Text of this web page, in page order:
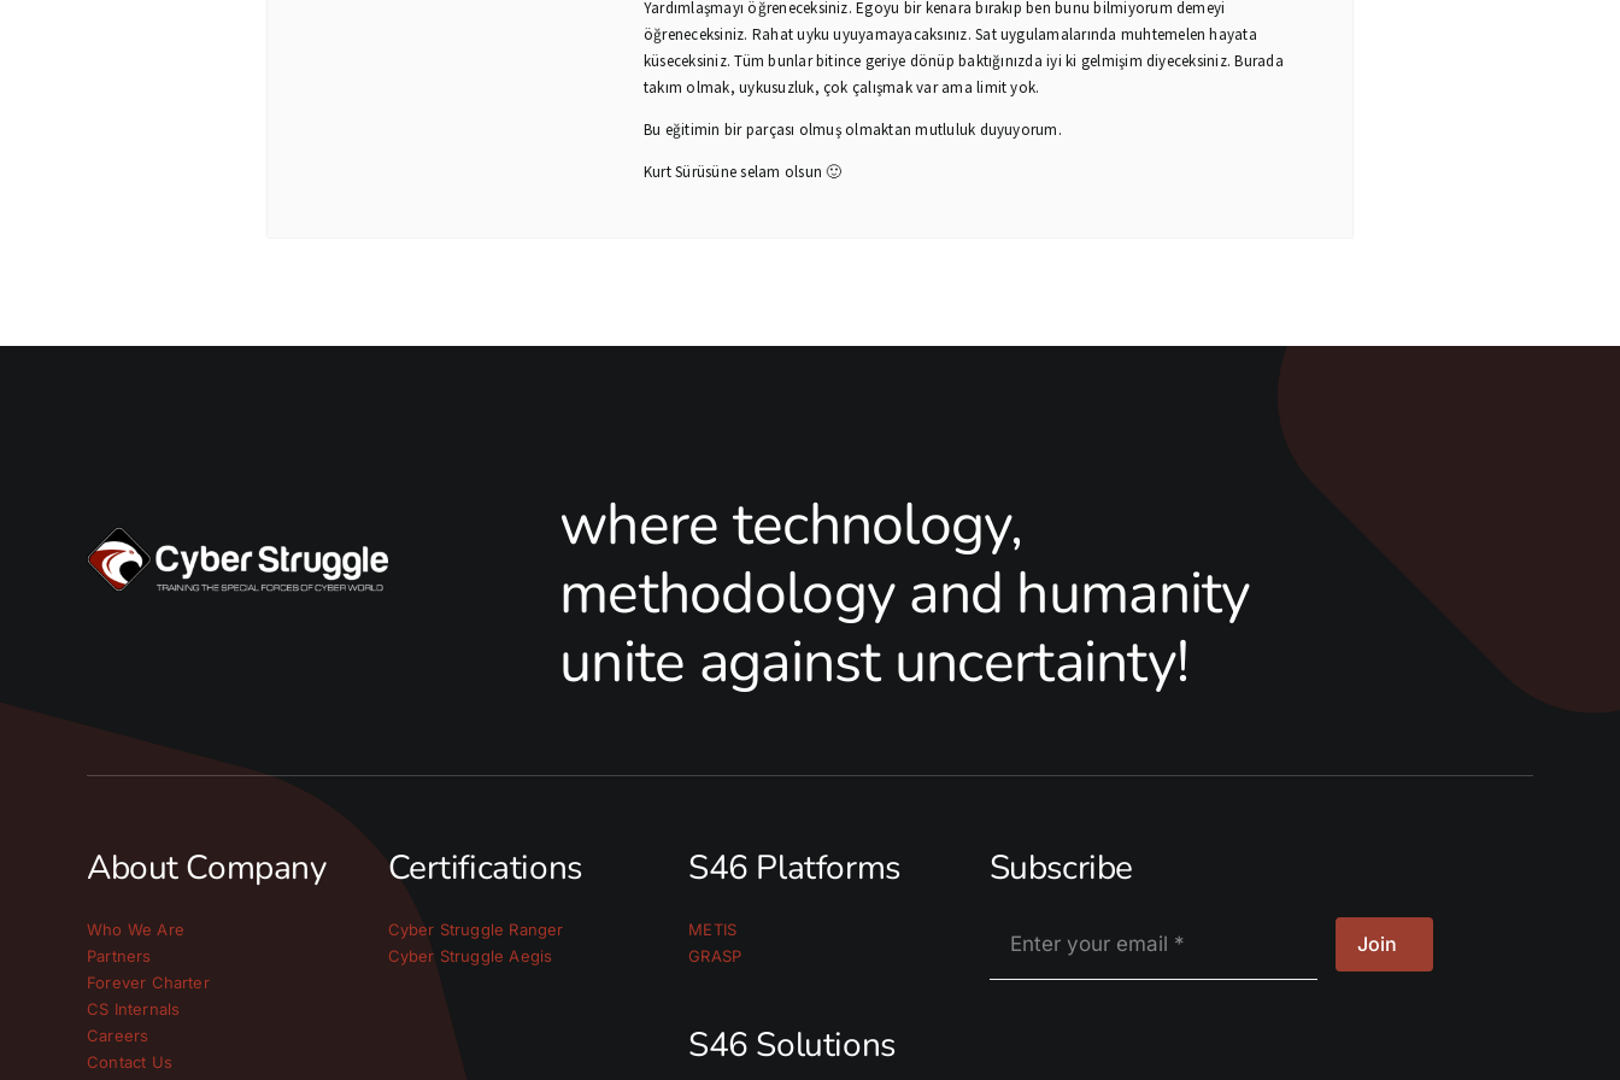
Yardımlaşmayı öğreneceksiniz. Egoyu bir kenara bırakıp ben bunu bilmiyorum demeyi
öğreneceksiniz. Rahat uyku uyuyamayacaksınız. Sat uygulamalarında muhtemelen hayata
küseceksiniz. Tüm bunlar bitince geriye dönüp baktığınızda iyi ki gelmişim diyeceksiniz. Burada
takım olmak, uykusuzluk, çok çalışmak var ama limit yok.
Bu eğitimin bir parçası olmuş olmaktan mutluluk duyuyorum.
Kurt Sürüsüne selam olsun 🙂
where technology,
methodology and humanity
unite against uncertainty!
About Company
Who We Are
Partners
Forever Charter
CS Internals
Careers
Contact Us
Certifications
Cyber Struggle Ranger
Cyber Struggle Aegis
S46 Platforms
METIS
GRASP
Subscribe
Join
S46 Solutions